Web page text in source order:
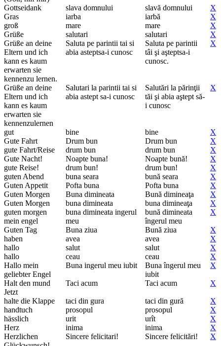
Gottseidank slava domnului slavă domnului
X
Gras
iarba iarbă
X
groß
mare mare
X
Grüße
salutari salutari
X
Grüße an deine
Eltern und ich
kann es kaum
erwarten sie
kennenzu lernen.
Saluta pe parintii tai si
abia asteptsa-i cunosc
Saluta pe parintii
tâi şi aşteptsa-i
cunosc.
X
Grüße an deine
Eltern und ich
kann es kaum
erwarten sie
kennenzulernen
Salutari la parintii tai si
abia astept sa-i cunosc
Salutări la părinţii
tăi şi abia aştept să-
i cunosc
X
gut bine bine
X
Gute Fahrt
Drum bun Drum bun
X
gute Fahrt/Reise
drum bun drum bun
X
Gute Nacht!
Noapte buna! Noapte bună!
X
gute Reise!
drum bun! drum bun!
X
guten Abend
buna seara bună seara
X
Guten Appetit
Pofta buna Pofta buna
X
Guten Morgen
Buna dimineata Bună dimineaţa
X
Guten Morgen
buna dimineata buna dimineaţa
X
guten morgen
mein engel
buna dimineata ingerul
meu
bună dimineata
îngerul meu
X
Guten Tag Buna ziua Bună ziua
X
haben
avea avea
X
hallo
salut salut
X
hallo
ceau ceau
X
Hallo mein
geliebter Engel
Buna ingerul meu iubit
Buna îngerul meu
iubit
X
Halt den mund
Jetzt
Taci acum Taci acum X
halte die Klappe taci din gura taci din gură
X
handtuch
prosopul prosopul
X
hässlich
urit urît
X
Herz
inima inima
X
Herzlichen
Sincere felicitari! Sincere felicitări! X